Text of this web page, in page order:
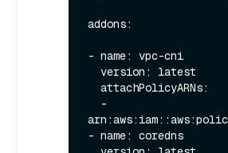
addons:
- name: vpc-cni
- name: coredns